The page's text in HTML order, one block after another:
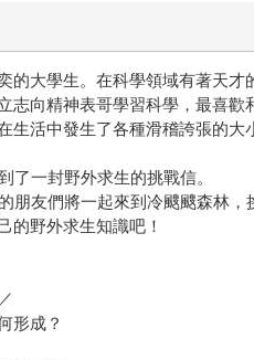
的大學生。在科學領域有著天
志向精神表哥學習科學，最喜歡
生活中發生了各種滑稽誇張的
了一封野外求生的挑戰信。
朋友們將一起來到冷颼颼森林，
的野外求生知識吧！
形成？